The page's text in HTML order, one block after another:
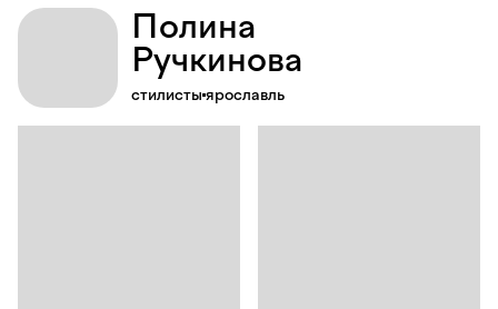
Полина
Ручкинова
стилисты ярославль